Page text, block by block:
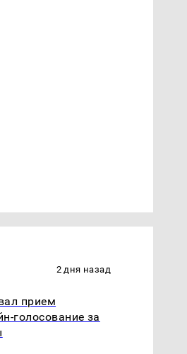
2 дня назад
прием
голосование за